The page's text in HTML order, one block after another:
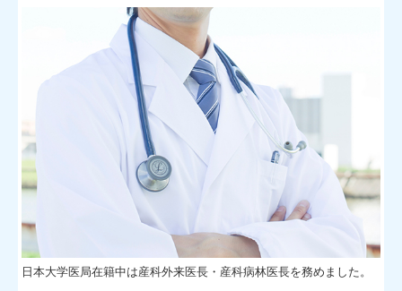
日本大学医局在籍中は産科外来医長・産科病林医長を務めました。